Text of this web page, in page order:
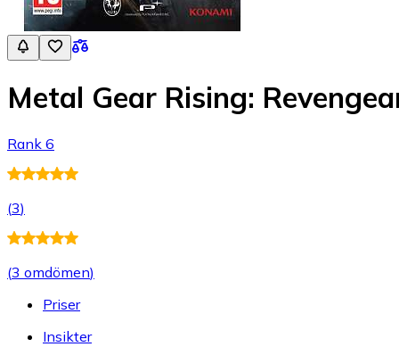
Metal Gear Rising:
Rank 6
(3)
(3 omdömen)
Priser
Insikter